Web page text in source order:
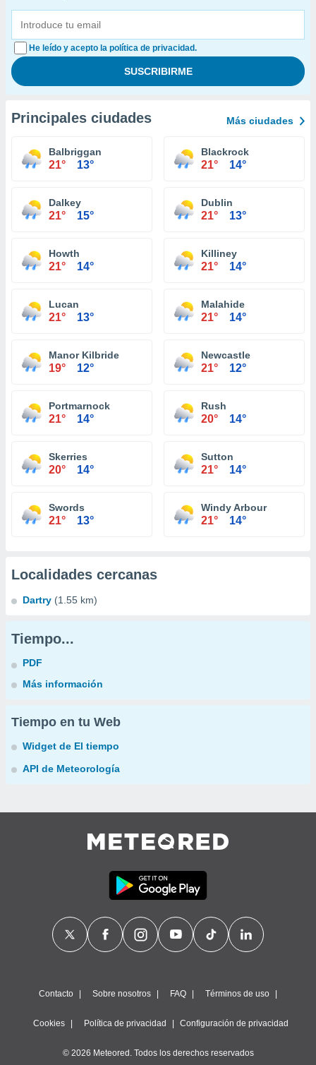
He leído y acepto la política de privacidad.
Principales ciudades Más ciudades
Balbriggan
21° 13°
Blackrock
21° 14°
Dalkey
21° 15°
Dublin
21° 13°
Howth
21° 14°
Killiney
21° 14°
Lucan
21° 13°
Malahide
21° 14°
Manor Kilbride
19° 12°
Newcastle
21° 12°
Portmarnock
21° 14°
Rush
20° 14°
Skerries
20° 14°
Sutton
21° 14°
Swords
21° 13°
Windy Arbour
21° 14°
Localidades cercanas
Dartry (1.55 km)
Tiempo...
PDF
Más información
Tiempo en tu Web
Widget de El tiempo
API de Meteorología
Contacto Sobre nosotros FAQ Términos de uso
Cookies Política de privacidad Configuración de privacidad
© 2026 Meteored. Todos los derechos reservados